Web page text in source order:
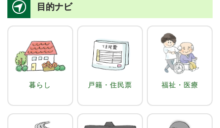
目的ナビ
暮らし 戸籍・住民票 福祉・医療